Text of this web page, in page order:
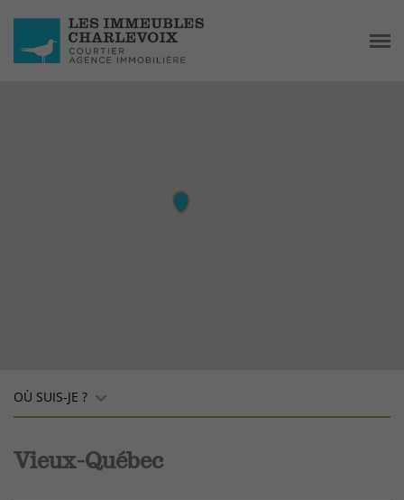
OÙ SUIS-JE ?
Vieux-Québec